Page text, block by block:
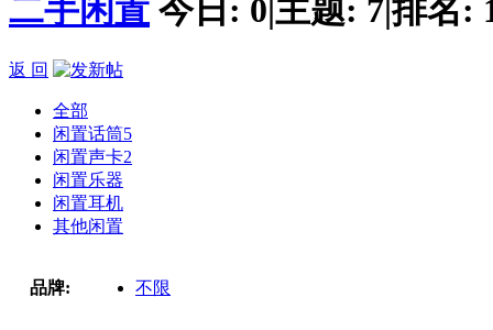
二手闲置 今日: 0|主题: 7|排名:
返 回
全部
闲置话筒5
闲置声卡2
闲置乐器
闲置耳机
其他闲置
品牌: 不限